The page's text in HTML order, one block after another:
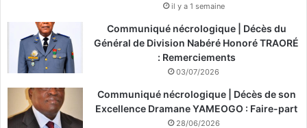
il y a 1 semaine
Communiqué nécrologique | Décès du
Général de Division Nabéré Honoré TRAORÉ
: Remerciements
03/07/2026
Communiqué nécrologique | Décès de son
Excellence Dramane YAMEOGO : Faire-part
28/06/2026